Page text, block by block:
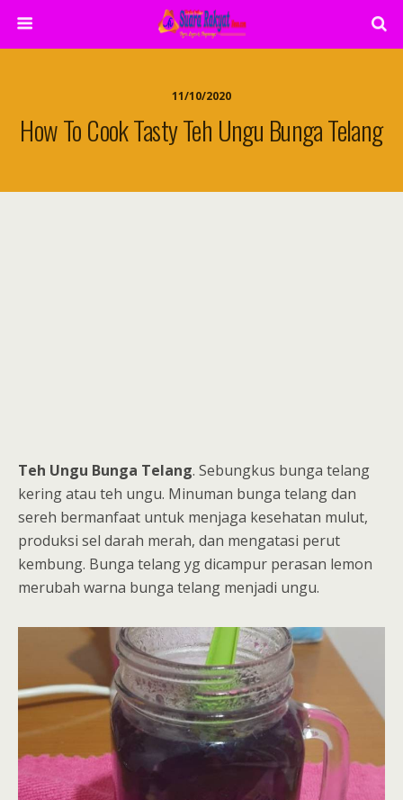
11/10/2020
How To Cook Tasty Teh Ungu Bunga Telang
Teh Ungu Bunga Telang. Sebungkus bunga telang
kering atau teh ungu. Minuman bunga telang dan
sereh bermanfaat untuk menjaga kesehatan mulut,
produksi sel darah merah, dan mengatasi perut
kembung. Bunga telang yg dicampur perasan lemon
merubah warna bunga telang menjadi ungu.